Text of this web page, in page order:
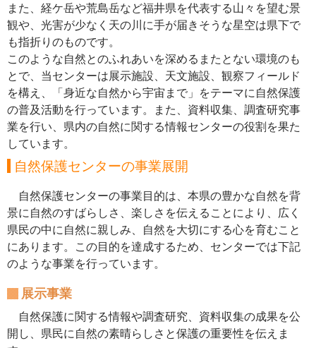
また、経ケ岳や荒島岳など福井県を代表する山々を望む景
観や、光害が少なく天の川に手が届きそうな星空は県下で
も指折りのものです。
このような自然とのふれあいを深めるまたとない環境のも
とで、当センターは展示施設、天文施設、観察フィールド
を構え、「身近な自然から宇宙まで」をテーマに自然保護
の普及活動を行っています。また、資料収集、調査研究事
業を行い、県内の自然に関する情報センターの役割を果た
しています。
自然保護センターの事業展開
自然保護センターの事業目的は、本県の豊かな自然を背
景に自然のすばらしさ、楽しさを伝えることにより、広く
県民の中に自然に親しみ、自然を大切にする心を育むこと
にあります。この目的を達成するため、センターでは下記
のような事業を行っています。
展示事業
自然保護に関する情報や調査研究、資料収集の成果を公
開し、県民に自然の素晴らしさと保護の重要性を伝えま